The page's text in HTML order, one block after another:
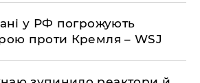
у РФ погрожують
проти Кремля – ​​WSJ